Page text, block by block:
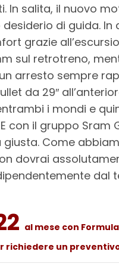
In salita, il nuovo
di guida.
grazie
sul retrotreno,
arresto sempre
da 29″
i mondi e
con il gruppo Sram
Come
dovrai
dal
al mese con
richiedere un